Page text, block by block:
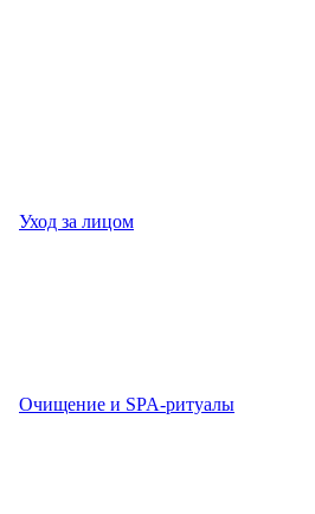
Уход за лицом
Очищение и SPA-ритуалы